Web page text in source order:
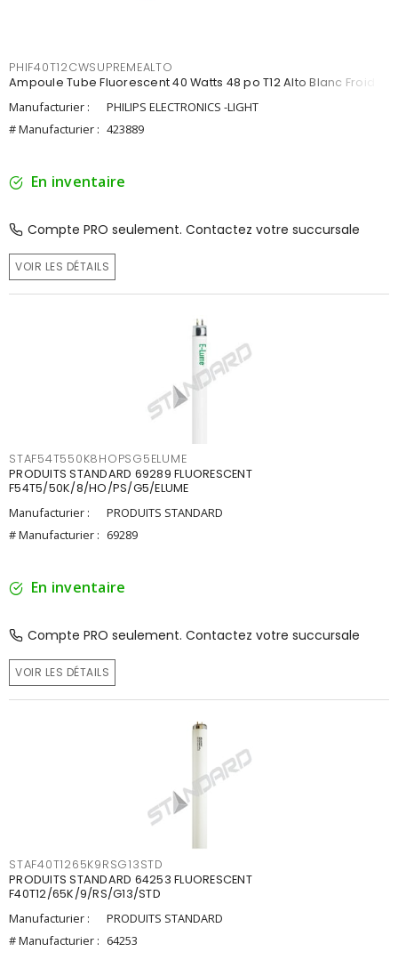
PHIF40T12CWSUPREMEALTO
Ampoule Tube Fluorescent 40 Watts 48 po T12 Alto Blanc Froid
Manufacturier :
PHILIPS ELECTRONICS -LIGHT
# Manufacturier : 423889
En inventaire
Compte PRO seulement. Contactez votre succursale
VOIR LES DÉTAILS
STAF54T550K8HOPSG5ELUME
PRODUITS STANDARD 69289 FLUORESCENT
F54T5/50K/8/HO/PS/G5/ELUME
Manufacturier :
PRODUITS STANDARD
# Manufacturier : 69289
En inventaire
Compte PRO seulement. Contactez votre succursale
VOIR LES DÉTAILS
STAF40T1265K9RSG13STD
PRODUITS STANDARD 64253 FLUORESCENT
F40T12/65K/9/RS/G13/STD
Manufacturier :
PRODUITS STANDARD
# Manufacturier : 64253